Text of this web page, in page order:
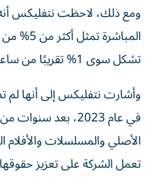
ومع ذلك، لاحظت نتفليكس
تشكل سوى 1% تقريبًا من ساعات المشاهدة.
وأشارت نتفليكس إلى أنها لم
في عام 2023، بعد
الأصلي والمسلسلات
تعمل الشركة على تعزيز